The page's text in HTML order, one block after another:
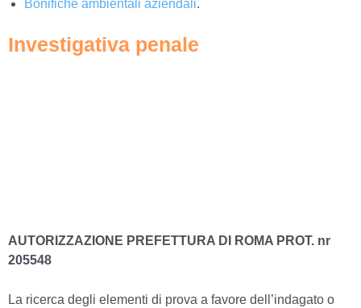
Bonifiche ambientali aziendali.
Investigativa penale
AUTORIZZAZIONE PREFETTURA DI ROMA PROT. nr
205548
La ricerca degli elementi di prova a favore dell’indagato o